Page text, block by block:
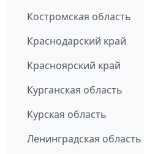
Костромская область
Краснодарский край
Красноярский край
Курганская область
Курская область
Ленинградская область